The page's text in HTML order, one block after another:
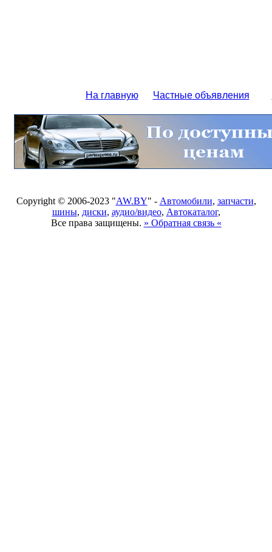
На главную Частные объявления
Copyright © 2006-2023 "AW.BY" - Автомобили, запчасти,
шины, диски, аудио/видео, Автокаталог,
Все права защищены. » Обратная связь «